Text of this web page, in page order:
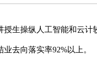
操纵人工智能和云计
去向落实率92%以上。